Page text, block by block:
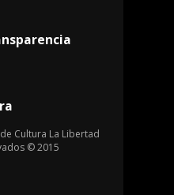
Cultura La Libertad
© 2015